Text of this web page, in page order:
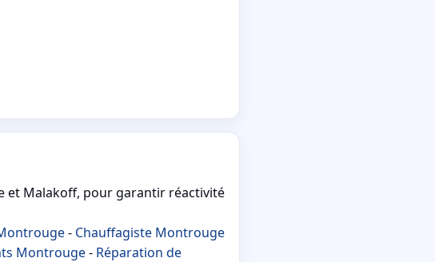
et Malakoff, pour garantir réactivité
- Chauffagiste Montrouge
Montrouge- Réparation de